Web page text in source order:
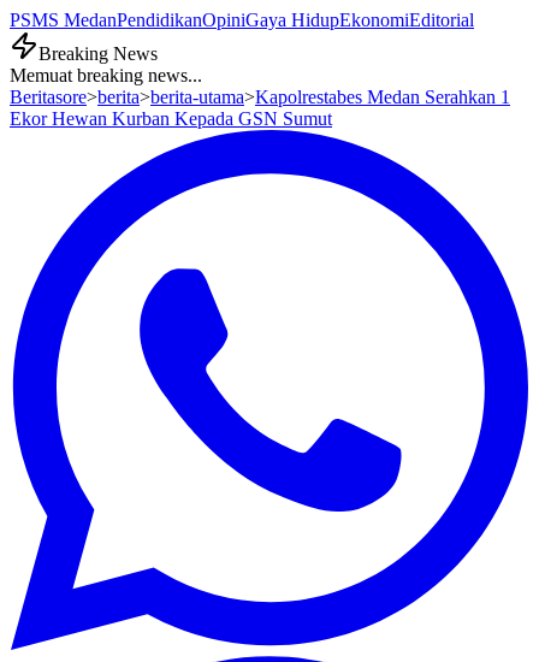
PSMS MedanPendidikanOpiniGaya HidupEkonomiEditorial
Breaking News
Memuat breaking news...
Beritasore>berita>berita-utama>Kapolrestabes Medan Serahkan 1
Ekor Hewan Kurban Kepada GSN Sumut